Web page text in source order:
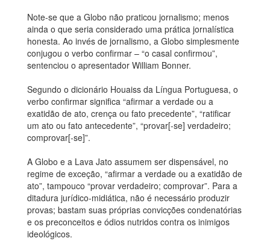
Note-se que a Globo não praticou jornalismo; menos
ainda o que seria considerado uma prática jornalística
honesta. Ao invés de jornalismo, a Globo simplesmente
conjugou o verbo confirmar – “o casal confirmou”,
sentenciou o apresentador William Bonner.
Segundo o dicionário Houaiss da Língua Portuguesa, o
verbo confirmar significa “afirmar a verdade ou a
exatidão de ato, crença ou fato precedente”, “ratificar
um ato ou fato antecedente”, “provar[-se] verdadeiro;
comprovar[-se]”.
A Globo e a Lava Jato assumem ser dispensável, no
regime de exceção, “afirmar a verdade ou a exatidão de
ato”, tampouco “provar verdadeiro; comprovar”. Para a
ditadura jurídico-midiática, não é necessário produzir
provas; bastam suas próprias convicções condenatórias
e os preconceitos e ódios nutridos contra os inimigos
ideológicos.